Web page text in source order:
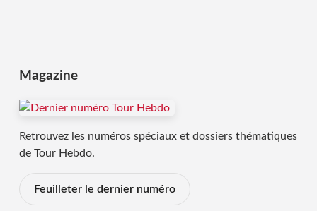
Magazine
Retrouvez les numéros spéciaux et dossiers thématiques
de Tour Hebdo.
Feuilleter le dernier numéro